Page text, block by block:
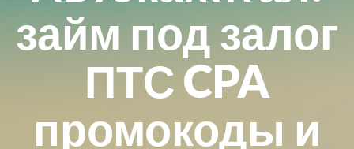
займ под залог
ПТС CPA
промокоды и